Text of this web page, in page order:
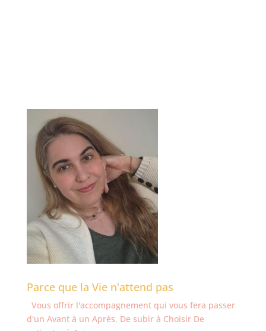
Parce que la Vie n'attend pas
Vous offrir l'accompagnement qui vous fera passer
d'un Avant à un Après. De subir à Choisir De